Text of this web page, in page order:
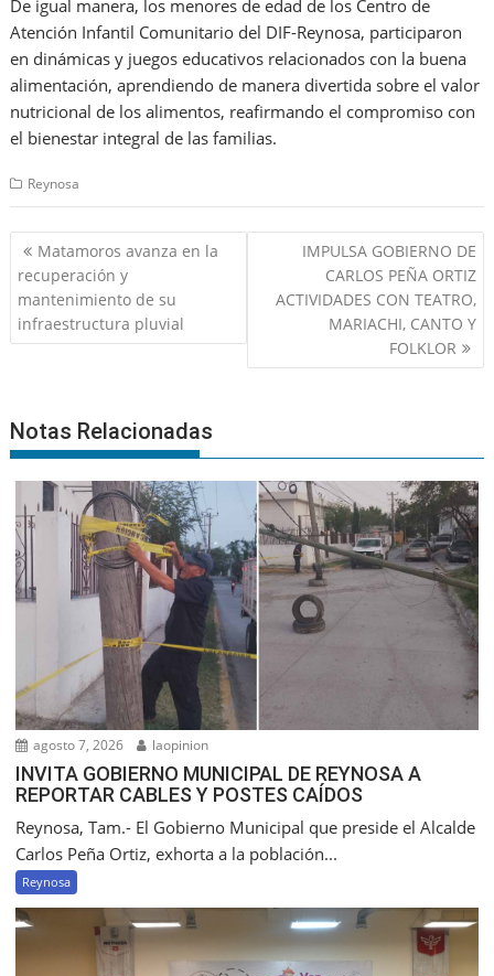
De igual manera, los menores de edad de los Centro de
Atención Infantil Comunitario del DIF-Reynosa, participaron
en dinámicas y juegos educativos relacionados con la buena
alimentación, aprendiendo de manera divertida sobre el valor
nutricional de los alimentos, reafirmando el compromiso con
el bienestar integral de las familias.
Reynosa
Navegación
de
entradas
Matamoros avanza en la
recuperación y
mantenimiento de su
infraestructura pluvial
IMPULSA GOBIERNO DE
CARLOS PEÑA ORTIZ
ACTIVIDADES CON TEATRO,
MARIACHI, CANTO Y
FOLKLOR
Notas Relacionadas
agosto 7, 2026 laopinion
INVITA GOBIERNO MUNICIPAL DE REYNOSA A
REPORTAR CABLES Y POSTES CAÍDOS
Reynosa, Tam.- El Gobierno Municipal que preside el Alcalde
Carlos Peña Ortiz, exhorta a la población...
Reynosa